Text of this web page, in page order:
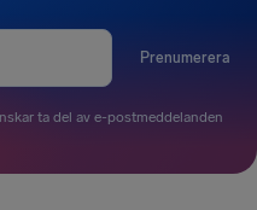
Prenumerera
ta del av e-postmeddelanden